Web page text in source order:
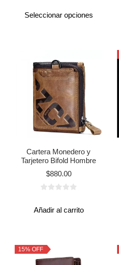
Seleccionar opciones
Cartera Monedero y
Tarjetero Bifold Hombre
$880.00
Añadir al carrito
15% OFF